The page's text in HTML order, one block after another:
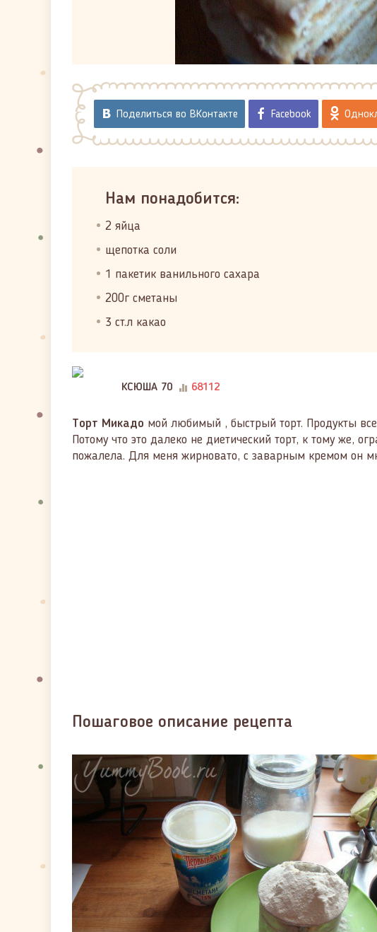
Поделиться во ВКонтакте Facebook
Нам понадобится:
2 яйца
щепотка соли
1 пакетик ванильного сахара
200г сметаны
3 ст.л какао
КСЮША 70 68112
Торт Микадо мой любимый , быстрый торт. Продукты
Потому что это далеко не диетический торт, к тому же,
пожалела. Для меня жирновато, с заварным кремом он
Пошаговое описание рецепта